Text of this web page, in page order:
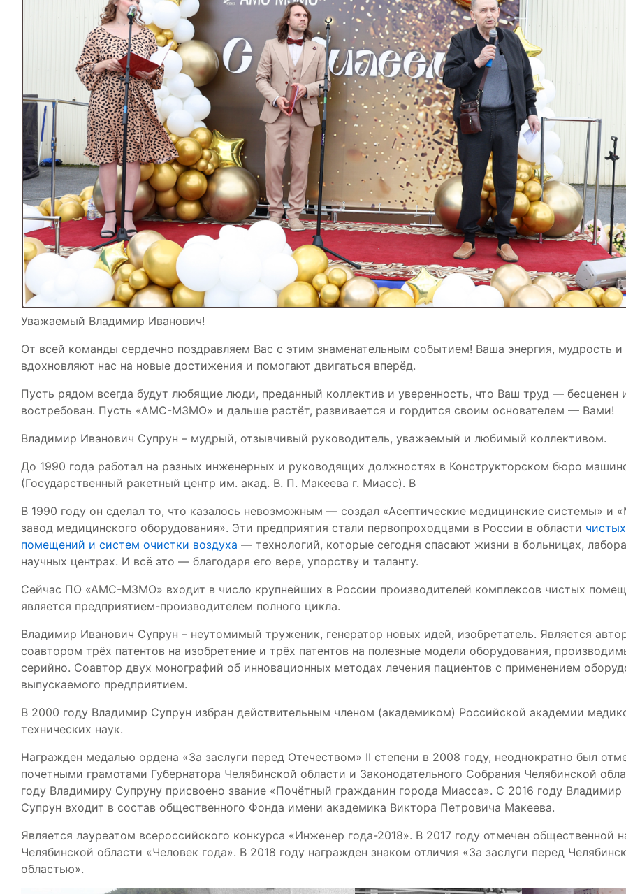
Уважаемый Владимир Иванович!
От всей команды сердечно поздравляем Вас с этим знаменательным событием! Ваша энергия, мудрость и
вдохновляют нас на новые достижения и помогают двигаться вперёд.
Пусть рядом всегда будут любящие люди, преданный коллектив и уверенность, что Ваш труд — бесценен
востребован. Пусть «АМС-МЗМО» и дальше растёт, развивается и гордится своим основателем — Вами!
Владимир Иванович Супрун – мудрый, отзывчивый руководитель, уважаемый и любимый коллективом.
До 1990 года работал на разных инженерных и руководящих должностях в Конструкторском бюро
(Государственный ракетный центр им. акад. В. П. Макеева г. Миасс). В
В 1990 году он сделал то, что казалось невозможным — создал «Асептические медицинские системы» и
завод медицинского оборудования». Эти предприятия стали первопроходцами в России в области чистых
помещений и систем очистки воздуха — технологий, которые сегодня спасают жизни в больницах,
научных центрах. И всё это — благодаря его вере, упорству и таланту.
Сейчас ПО «АМС-МЗМО» входит в число крупнейших в России производителей комплексов чистых
является предприятием-производителем полного цикла.
Владимир Иванович Супрун – неутомимый труженик, генератор новых идей, изобретатель. Является
соавтором трёх патентов на изобретение и трёх патентов на полезные модели оборудования,
серийно. Соавтор двух монографий об инновационных методах лечения пациентов с применением
выпускаемого предприятием.
В 2000 году Владимир Супрун избран действительным членом (академиком) Российской академии
технических наук.
Награжден медалью ордена «За заслуги перед Отечеством» II степени в 2008 году, неоднократно был
почетными грамотами Губернатора Челябинской области и Законодательного Собрания Челябинской
году Владимиру Супруну присвоено звание «Почётный гражданин города Миасса». С 2016 году Владимир
Супрун входит в состав общественного Фонда имени академика Виктора Петровича Макеева.
Является лауреатом всероссийского конкурса «Инженер года-2018». В 2017 году отмечен общественной
Челябинской области «Человек года». В 2018 году награжден знаком отличия «За заслуги перед
областью».